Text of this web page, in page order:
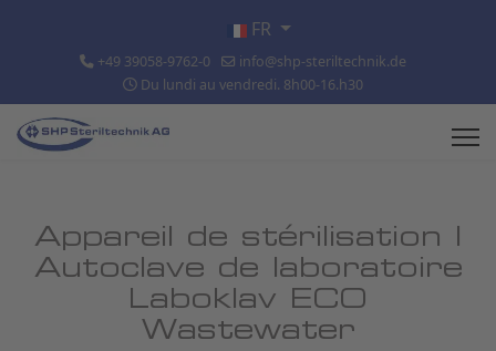
Sélectionnez votre langue
FR
+49 39058-9762-0
info@shp-steriltechnik.de
Du lundi au vendredi. 8h00-16.h30
Appareil de stérilisation |
Autoclave de laboratoire
Laboklav ECO
Wastewater